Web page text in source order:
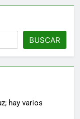
BUSCAR
hay varios